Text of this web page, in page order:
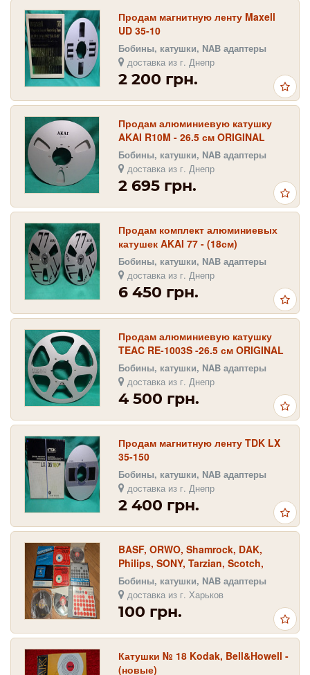
Продам магнитную ленту Maxell
UD 35-10
Бобины, катушки, NAB адаптеры
доставка из г. Днепр
2 200 грн.
Продам алюминиевую катушку
AKAI R10M - 26.5 см ORIGINAL
Бобины, катушки, NAB адаптеры
доставка из г. Днепр
2 695 грн.
Продам комплект алюминиевых
катушек AKAI 77 - (18см)
Бобины, катушки, NAB адаптеры
доставка из г. Днепр
6 450 грн.
Продам алюминиевую катушку
TEAC RE-1003S -26.5 см ORIGINAL
Бобины, катушки, NAB адаптеры
доставка из г. Днепр
4 500 грн.
Продам магнитную ленту TDK LX
35-150
Бобины, катушки, NAB адаптеры
доставка из г. Днепр
2 400 грн.
BASF, ORWO, Shamrock, DAK,
Philips, SONY, Tarzian, Scotch,
Grundic, AGFA, Telefunken,
supertape
Бобины, катушки, NAB адаптеры
доставка из г. Харьков
100 грн.
Катушки № 18 Kodak, Bell&Howell -
(новые)